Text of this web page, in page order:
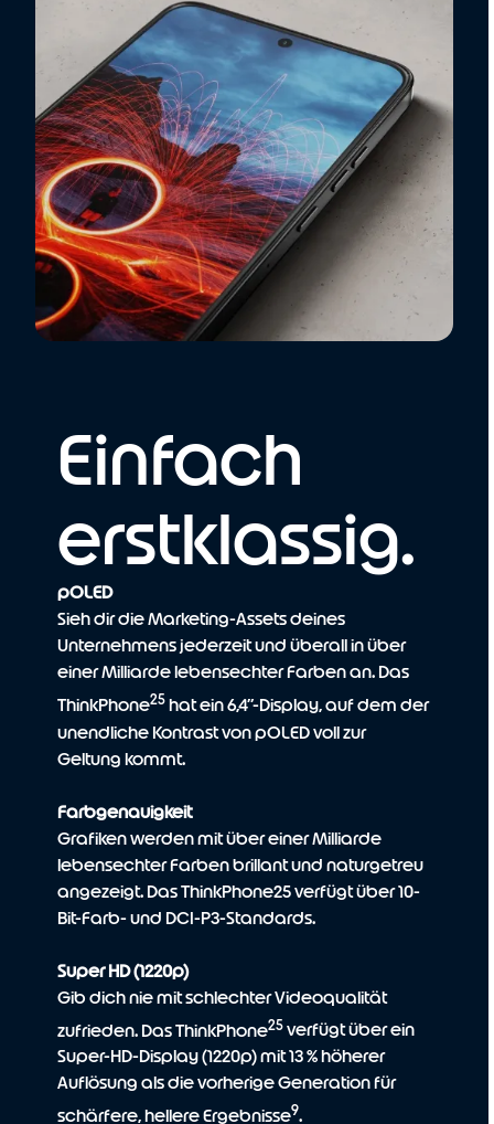
Einfach
erstklassig.
pOLED
Sieh dir die Marketing-Assets deines
Unternehmens jederzeit und überall in über
einer Milliarde lebensechter Farben an. Das
ThinkPhone25hat ein 6,4”-Display, auf dem der
unendliche Kontrast von pOLED voll zur
Geltung kommt.
Farbgenauigkeit
Grafiken werden mit über einer Milliarde
lebensechter Farben brillant und naturgetreu
angezeigt. Das ThinkPhone25 verfügt über 10-
Bit-Farb- und DCI-P3-Standards.
Super HD (1220p)
Gib dich nie mit schlechter Videoqualität
zufrieden. Das ThinkPhone25verfügt über ein
Super-HD-Display (1220p) mit 13 % höherer
Auflösung als die vorherige Generation für
schärfere, hellere Ergebnisse9.